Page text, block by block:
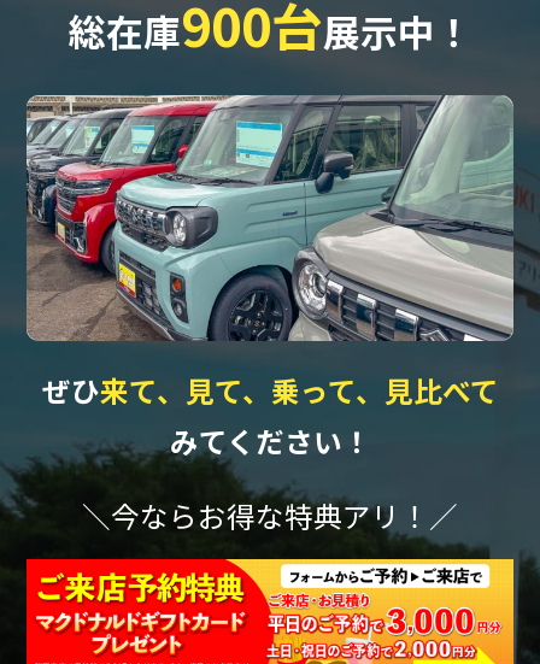
総在庫900台展示中！
ぜひ来て、見て、乗って、見比べて
みてください！
＼今ならお得な特典アリ！／